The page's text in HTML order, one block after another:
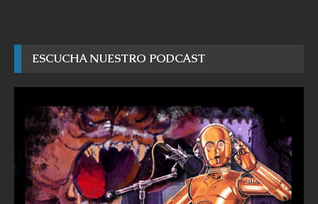
ESCUCHA NUESTRO PODCAST